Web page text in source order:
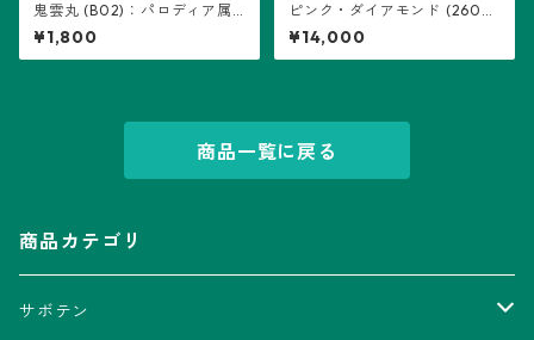
鬼雲丸 (B02)：パロディア属
※実生
¥1,800
ピンク・ダイアモンド (2602-
PDM06)：ギムノカリキウム
属
¥14,000
商品一覧に戻る
商品カテゴリ
サボテン